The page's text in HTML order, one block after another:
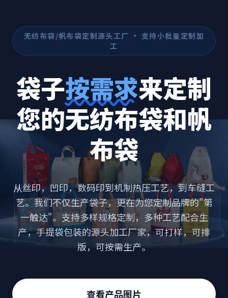
无纺布袋/帆布袋定制源头工厂 · 支持小批量定制加
工
袋子按需求来定制
您的无纺布袋和帆
布袋
从丝印，凹印，数码印到机制热压工艺，到车缝工
艺。我们不仅生产袋子，更在为您定制品牌的"第
一触达"。支持多样规格定制，多种工艺配合生
产，手提袋包装的源头加工厂家，可打样，可排
版，可按需生产。
查看产品图片